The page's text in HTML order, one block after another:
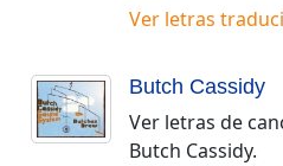
Ver letras
Butch Cassidy
Ver letras de
Butch Cassidy.